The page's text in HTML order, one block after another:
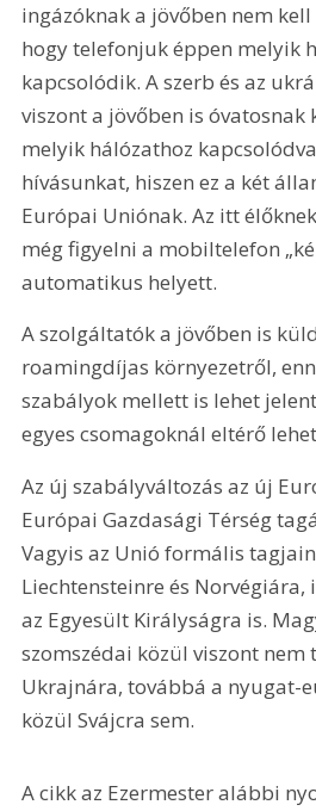
ingázóknak a jövőben nem
hogy telefonjuk éppen melyik
kapcsolódik. A szerb és az
viszont a jövőben is óvatosnak
melyik hálózathoz
hívásunkat, hiszen ez a két
Európai Uniónak. Az itt
még figyelni a mobiltelefon
automatikus helyett.
A szolgáltatók a jövőben is
roamingdíjas környezetről,
szabályok mellett is lehet
egyes csomagoknál eltérő
Az új szabályváltozás az új
Európai Gazdasági Térség
Vagyis az Unió formális
Liechtensteinre és
az Egyesült Királyságra is.
szomszédai közül viszont nem
Ukrajnára, továbbá a nyugat-
közül Svájcra sem.
A cikk az Ezermester alábbi